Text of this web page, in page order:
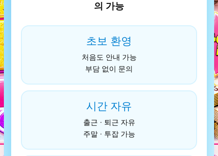
의 가능
초보 환영
처음도 안내 가능
부담 없이 문의
시간 자유
출근 · 퇴근 자유
주말 · 투잡 가능